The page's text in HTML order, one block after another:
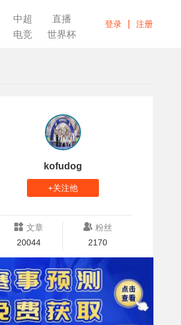
中超
直播
电竞 世界杯
登录 注册
kofudog
+关注他
文章
20044
粉丝
2170